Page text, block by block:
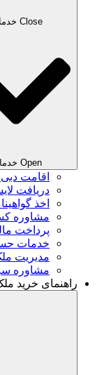
Close خدمات
Open خدمات
اقامت
دریافت
اخذ
مشاوره
پرداخت
خدمات
مدیریت
مشاوره
راهنمای خرید